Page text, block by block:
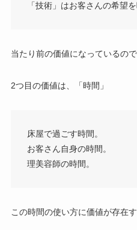
「技術」はお客さんの希望
当たり前の価値になっているの
2つ目の価値は、「時間」
床屋で過ごす時間。
お客さん自身の時間。
理美容師の時間。
この時間の使い方に価値が存在す